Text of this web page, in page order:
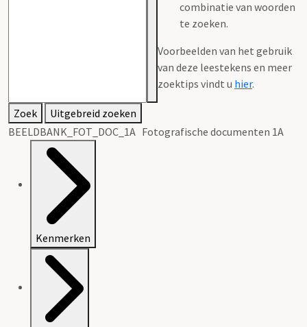
combinatie van woorden
te zoeken.
Voorbeelden van het gebruik
van deze leestekens en meer
zoektips vindt u hier.
Zoek
Uitgebreid zoeken
BEELDBANK_FOT_DOC_1A Fotografische documenten 1A
Kenmerken